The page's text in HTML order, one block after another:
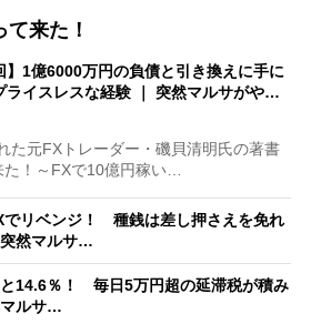
来た！
】1億6000万円の負債と引き換えに手に
ライスレスな経験 ｜ 突然マルサがや…
元FXトレーダー・磯貝清明氏の著書
た！～FXで10億円稼い…
でリベンジ！ 種銭は差し押さえを免れ
然マルサ…
と14.6％！ 毎日5万円超の延滞税が積み
マルサ…